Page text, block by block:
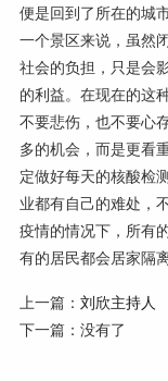
便是回到了所在的城
一个景区来说，虽然
社会的负担，只是会
的利益。在现在的这
不要悲伤，也不要心
多的机会，而是更看
定做好每天的核酸检
业都有自己的难处，
疫情的情况下，所有
有的居民都会居家隔
上一篇： 刘欣主持人
下一篇：没有了